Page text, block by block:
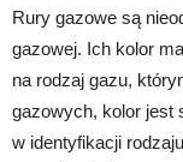
Rury gazowe są
gazowej. Ich kolor
na rodzaj gazu,
gazowych, kolor jest
w identyfikacji